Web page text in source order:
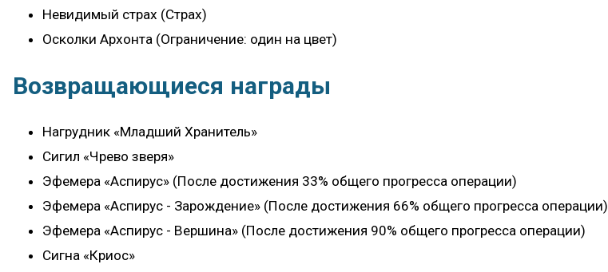
Невидимый страх (Страх)
Осколки Архонта (Ограничение: один на цвет)
Возвращающиеся награды
Нагрудник «Младший Хранитель»
Сигил «Чрево зверя»
Эфемера «Аспирус» (После достижения 33% общего прогресса операции)
Эфемера «Аспирус - Зарождение» (После достижения 66% общего прогресса операции)
Эфемера «Аспирус - Вершина» (После достижения 90% общего прогресса операции)
Сигна «Криос»